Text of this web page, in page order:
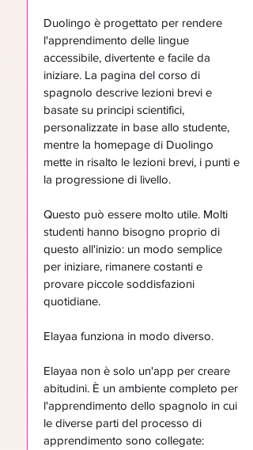
Duolingo è progettato per rendere
l'apprendimento delle lingue
accessibile, divertente e facile da
iniziare. La pagina del corso di
spagnolo descrive lezioni brevi e
basate su principi scientifici,
personalizzate in base allo studente,
mentre la homepage di Duolingo
mette in risalto le lezioni brevi, i punti e
la progressione di livello.
Questo può essere molto utile. Molti
studenti hanno bisogno proprio di
questo all'inizio: un modo semplice
per iniziare, rimanere costanti e
provare piccole soddisfazioni
quotidiane.
Elayaa funziona in modo diverso.
Elayaa non è solo un'app per creare
abitudini. È un ambiente completo per
l'apprendimento dello spagnolo in cui
le diverse parti del processo di
apprendimento sono collegate: